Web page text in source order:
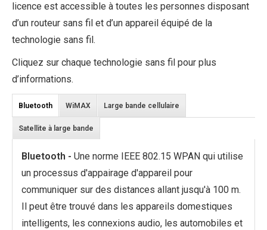
licence est accessible à toutes les personnes disposant
d’un routeur sans fil et d’un appareil équipé de la
technologie sans fil.
Cliquez sur chaque technologie sans fil pour plus
d’informations.
Bluetooth WiMAX Large bande cellulaire
Satellite à large bande
Bluetooth - Une norme IEEE 802.15 WPAN qui utilise
un processus d'appairage d'appareil pour
communiquer sur des distances allant jusqu'à 100 m.
Il peut être trouvé dans les appareils domestiques
intelligents, les connexions audio, les automobiles et